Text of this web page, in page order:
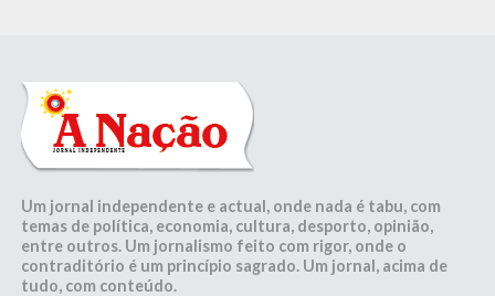
Um jornal independente e actual, onde nada é tabu, com
temas de política, economia, cultura, desporto, opinião,
entre outros. Um jornalismo feito com rigor, onde o
contraditório é um princípio sagrado. Um jornal, acima de
tudo, com conteúdo.